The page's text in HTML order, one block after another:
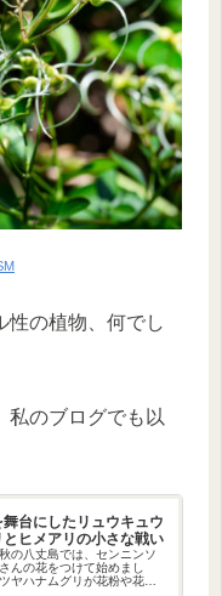
性の植物、何でし
私のブログでも以
台にしたリュウキュウ
ヒメアリの小さな戦い
の八丈島では、センニンソ
んの花をつけて始めまし
ヤハナムグリが花粉や花蜜